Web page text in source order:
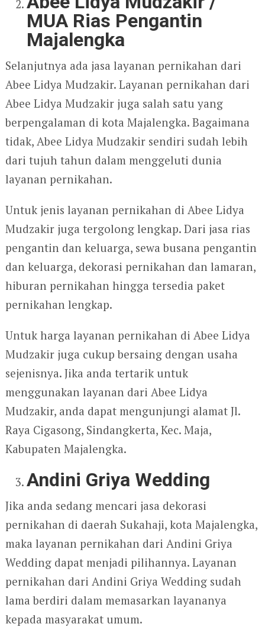
MUA Rias Pengantin
Majalengka
Selanjutnya ada jasa layanan pernikahan dari
Abee Lidya Mudzakir. Layanan pernikahan dari
Abee Lidya Mudzakir juga salah satu yang
berpengalaman di kota Majalengka. Bagaimana
tidak, Abee Lidya Mudzakir sendiri sudah lebih
dari tujuh tahun dalam menggeluti dunia
layanan pernikahan.
Untuk jenis layanan pernikahan di Abee Lidya
Mudzakir juga tergolong lengkap. Dari jasa rias
pengantin dan keluarga, sewa busana pengantin
dan keluarga, dekorasi pernikahan dan lamaran,
hiburan pernikahan hingga tersedia paket
pernikahan lengkap.
Untuk harga layanan pernikahan di Abee Lidya
Mudzakir juga cukup bersaing dengan usaha
sejenisnya. Jika anda tertarik untuk
menggunakan layanan dari Abee Lidya
Mudzakir, anda dapat mengunjungi alamat Jl.
Raya Cigasong, Sindangkerta, Kec. Maja,
Kabupaten Majalengka.
Andini Griya Wedding
Jika anda sedang mencari jasa dekorasi
pernikahan di daerah Sukahaji, kota Majalengka,
maka layanan pernikahan dari Andini Griya
Wedding dapat menjadi pilihannya. Layanan
pernikahan dari Andini Griya Wedding sudah
lama berdiri dalam memasarkan layananya
kepada masyarakat umum.